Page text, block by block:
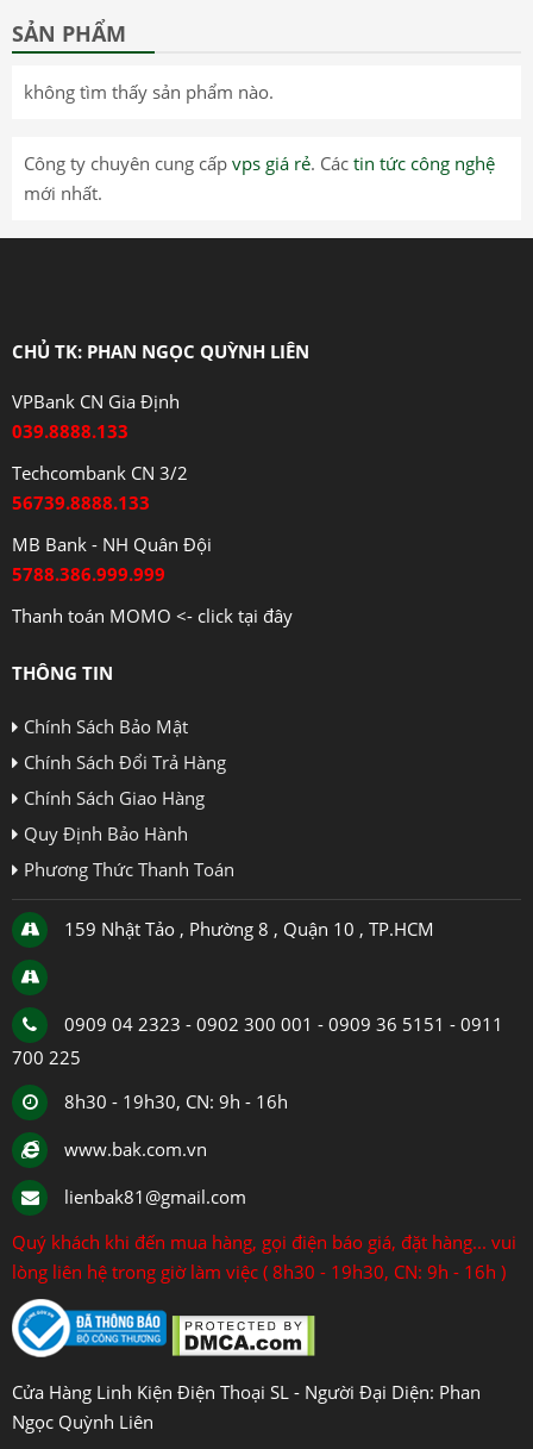
SẢN PHẨM
không tìm thấy sản phẩm nào.
Công ty chuyên cung cấp vps giá rẻ. Các tin tức công nghệ
mới nhất.
CHỦ TK: PHAN NGỌC QUỲNH LIÊN
VPBank CN Gia Định
039.8888.133
Techcombank CN 3/2
56739.8888.133
MB Bank - NH Quân Đội
5788.386.999.999
Thanh toán MOMO <- click tại đây
THÔNG TIN
Chính Sách Bảo Mật
Chính Sách Đổi Trả Hàng
Chính Sách Giao Hàng
Quy Định Bảo Hành
Phương Thức Thanh Toán
159 Nhật Tảo , Phường 8 , Quận 10 , TP.HCM
0909 04 2323 - 0902 300 001 - 0909 36 5151 - 0911
700 225
8h30 - 19h30, CN: 9h - 16h
www.bak.com.vn
lienbak81@gmail.com
Quý khách khi đến mua hàng, gọi điện báo giá, đặt hàng... vui
lòng liên hệ trong giờ làm việc ( 8h30 - 19h30, CN: 9h - 16h )
Cửa Hàng Linh Kiện Điện Thoại SL - Người Đại Diện: Phan
Ngọc Quỳnh Liên